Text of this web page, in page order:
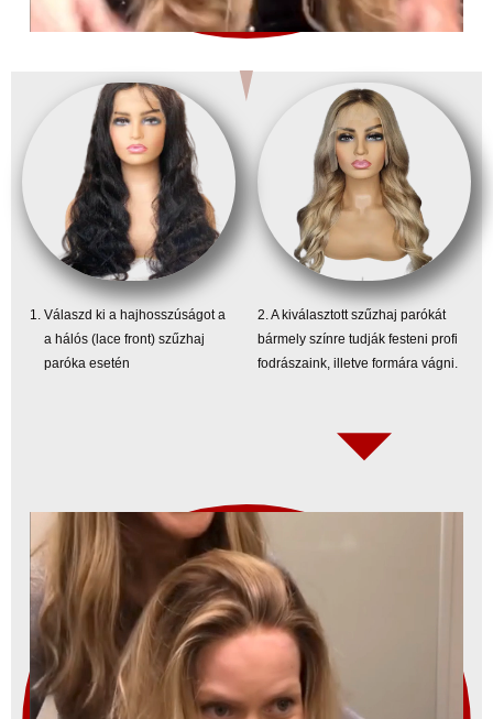
Válaszd ki a hajhosszúságot a
a hálós (lace front) szűzhaj
paróka esetén
2. A kiválasztott szűzhaj parókát
bármely színre tudják festeni profi
fodrászaink, illetve formára vágni.